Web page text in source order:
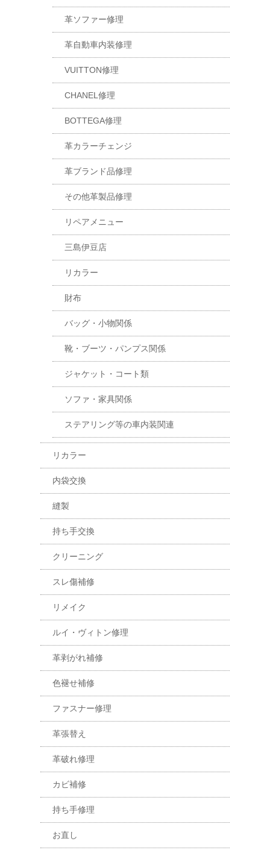
革ソファー修理
革自動車内装修理
VUITTON修理
CHANEL修理
BOTTEGA修理
革カラーチェンジ
革ブランド品修理
その他革製品修理
リペアメニュー
三島伊豆店
リカラー
財布
バッグ・小物関係
靴・ブーツ・パンプス関係
ジャケット・コート類
ソファ・家具関係
ステアリング等の車内装関連
リカラー
内袋交換
縫製
持ち手交換
クリーニング
スレ傷補修
リメイク
ルイ・ヴィトン修理
革剥がれ補修
色褪せ補修
ファスナー修理
革張替え
革破れ修理
カビ補修
持ち手修理
お直し